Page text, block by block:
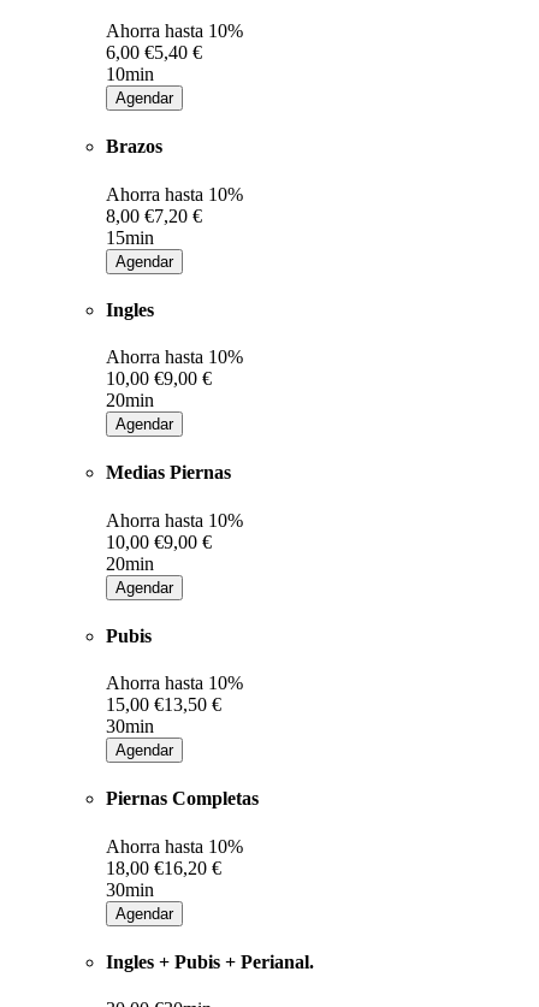
Ahorra hasta 10%
6,00 €5,40 €
10min
Agendar
Brazos
Ahorra hasta 10%
8,00 €7,20 €
15min
Agendar
Ingles
Ahorra hasta 10%
10,00 €9,00 €
20min
Agendar
Medias Piernas
Ahorra hasta 10%
10,00 €9,00 €
20min
Agendar
Pubis
Ahorra hasta 10%
15,00 €13,50 €
30min
Agendar
Piernas Completas
Ahorra hasta 10%
18,00 €16,20 €
30min
Agendar
Ingles + Pubis + Perianal.